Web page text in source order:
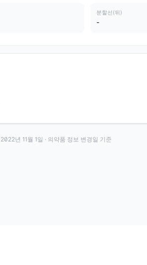
분할선(뒤)
-
2022년 11월 1일 · 의약품 정보 변경일 기준